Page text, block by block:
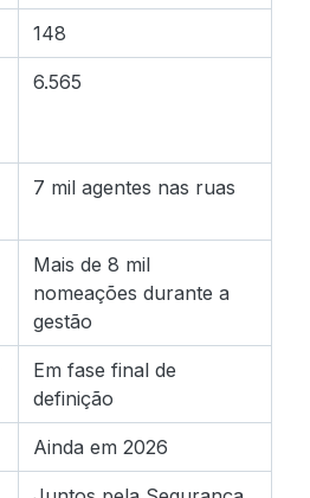
148
6.565
7 mil agentes nas ruas
Mais de 8 mil
nomeações durante a
gestão
Em fase final de
definição
Ainda em 2026